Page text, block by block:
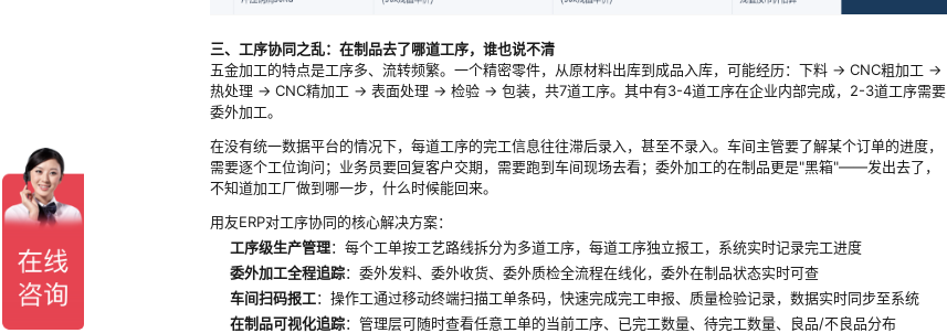
三、工序协同之乱：在制品去了哪道工序，谁也说不清
五金加工的特点是工序多、流转频繁。一个精密零件，从原材料出库到成品入库，可能经历：下料 → CNC粗加工 →
热处理 → CNC精加工 → 表面处理 → 检验 → 包装，共7道工序。其中有3-4道工序在企业内部完成，2-3道工序需要
委外加工。
在没有统一数据平台的情况下，每道工序的完工信息往往滞后录入，甚至不录入。车间主管要了解某个订单的进度，
需要逐个工位询问；业务员要回复客户交期，需要跑到车间现场去看；委外加工的在制品更是"黑箱"——发出去了，
不知道加工厂做到哪一步，什么时候能回来。
用友ERP对工序协同的核心解决方案：
工序级生产管理：每个工单按工艺路线拆分为多道工序，每道工序独立报工，系统实时记录完工进度
委外加工全程追踪：委外发料、委外收货、委外质检全流程在线化，委外在制品状态实时可查
车间扫码报工：操作工通过移动终端扫描工单条码，快速完成完工申报、质量检验记录，数据实时同步至系统
在制品可视化追踪：管理层可随时查看任意工单的当前工序、已完工数量、待完工数量、良品/不良品分布